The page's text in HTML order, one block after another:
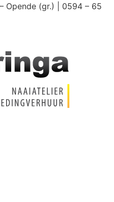
Opende (gr.) | 0594 – 65